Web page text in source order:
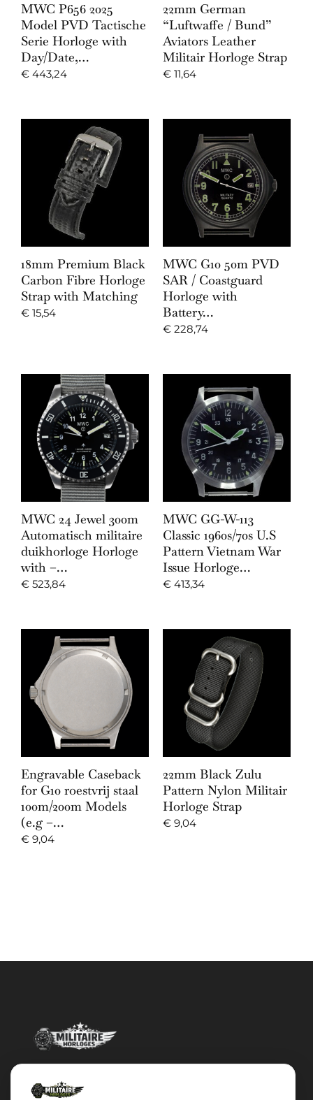
MWC P656 2025
Model PVD Tactische
Serie Horloge with
Day/Date,…
€ 443,24
22mm German
“Luftwaffe / Bund”
Aviators Leather
Militair Horloge Strap
€ 11,64
18mm Premium Black
Carbon Fibre Horloge
Strap with Matching
€ 15,54
MWC G10 50m PVD
SAR / Coastguard
Horloge with
Battery…
€ 228,74
MWC 24 Jewel 300m
Automatisch militaire
duikhorloge Horloge
with –…
€ 523,84
MWC GG-W-113
Classic 1960s/70s U.S
Pattern Vietnam War
Issue Horloge…
€ 413,34
Engravable Caseback
for G10 roestvrij staal
100m/200m Models
(e.g –…
€ 9,04
22mm Black Zulu
Pattern Nylon Militair
Horloge Strap
€ 9,04
Militairehorloges.nl is de exclusieve importeur en distributeur van